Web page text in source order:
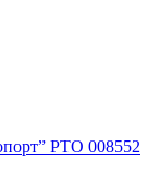
РТО 008552